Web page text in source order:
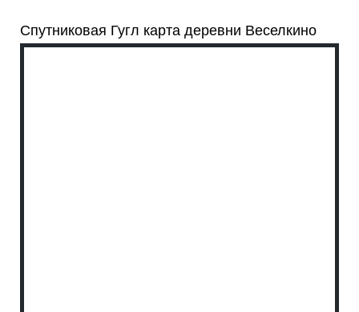
Спутниковая Гугл карта деревни Веселкино